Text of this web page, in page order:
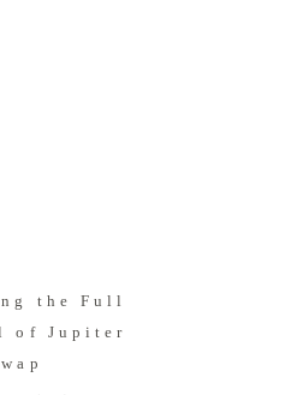
the Full
of Jupiter